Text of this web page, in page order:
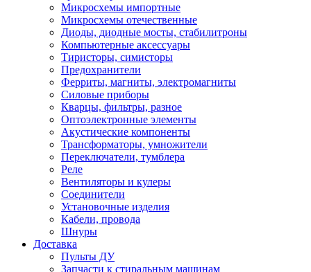
Микросхемы импортные
Микросхемы отечественные
Диоды, диодные мосты, стабилитроны
Компьютерные аксессуары
Тиристоры, симисторы
Предохранители
Ферриты, магниты, электромагниты
Силовые приборы
Кварцы, фильтры, разное
Оптоэлектронные элементы
Акустические компоненты
Трансформаторы, умножители
Переключатели, тумблера
Реле
Вентиляторы и кулеры
Соединители
Установочные изделия
Кабели, провода
Шнуры
Доставка
Пульты ДУ
Запчасти к стиральным машинам